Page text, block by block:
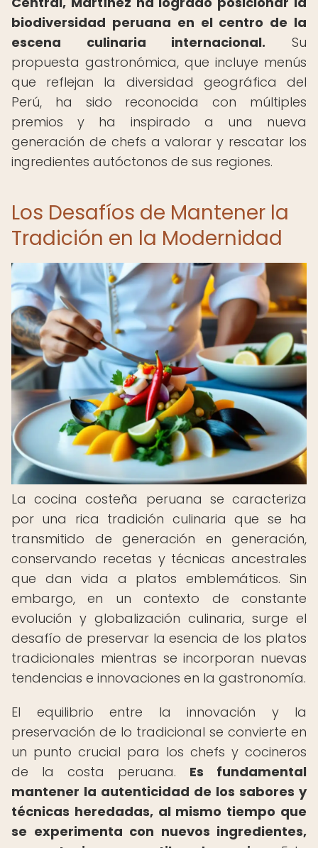
biodiversidad peruana en el centro de la
escena culinaria internacional. Su
propuesta gastronómica, que incluye menús
que reflejan la diversidad geográfica del
Perú, ha sido reconocida con múltiples
premios y ha inspirado a una nueva
generación de chefs a valorar y rescatar los
ingredientes autóctonos de sus regiones.
Los Desafíos de Mantener la
Tradición en la Modernidad
La cocina costeña peruana se caracteriza
por una rica tradición culinaria que se ha
transmitido de generación en generación,
conservando recetas y técnicas ancestrales
que dan vida a platos emblemáticos. Sin
embargo, en un contexto de constante
evolución y globalización culinaria, surge el
desafío de preservar la esencia de los platos
tradicionales mientras se incorporan nuevas
tendencias e innovaciones en la gastronomía.
El equilibrio entre la innovación y la
preservación de lo tradicional se convierte en
un punto crucial para los chefs y cocineros
de la costa peruana. Es fundamental
mantener la autenticidad de los sabores y
técnicas heredadas, al mismo tiempo que
se experimenta con nuevos ingredientes,